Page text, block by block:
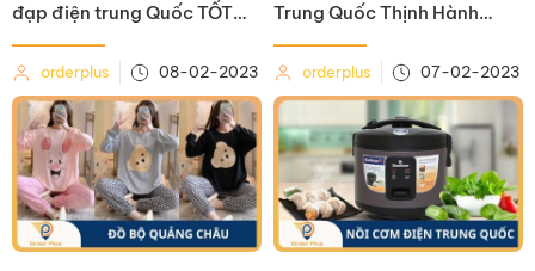
đạp điện trung Quốc TỐT
nhất hiện nay
orderplus 08-02-2023
Trung Quốc Thịnh Hành
Nhất Hiện Nay
orderplus 07-02-2023